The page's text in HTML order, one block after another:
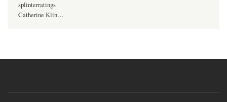
splinterratings
Catherine Klin…